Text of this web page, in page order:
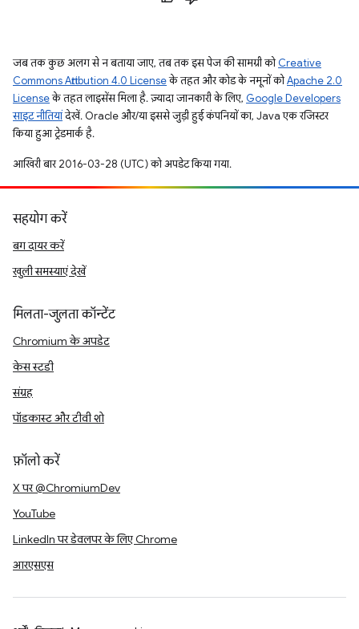
जब तक कुछ अलग से न बताया जाए, तब तक इस पेज की सामग्री कोCreative
Commons Attribution 4.0 Licenseके तहत और कोड के नमूनों कोApache 2.0
Licenseके तहत लाइसेंस मिला है. ज़्यादा जानकारी के लिए, Google Developers
साइट नीतियांदेखें. Oracle और/या इससे जुड़ी हुई कंपनियों का, Java एक रजिस्टर
किया हुआ ट्रेडमार्क है.
आखिरी बार 2016-03-28 (UTC) को अपडेट किया गया.
सहयोग करें
बग दायर करें
खुली समस्याएं देखें
मिलता-जुलता कॉन्टेंट
Chromium के अपडेट
केस स्टडी
संग्रह
पॉडकास्ट और टीवी शो
फ़ॉलो करें
X पर @ChromiumDev
YouTube
LinkedIn पर डेवलपर के लिए Chrome
आरएसएस